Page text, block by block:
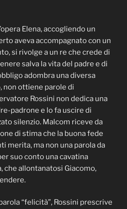
Elena, accogliendo un
aveva accompagnato con un
si rivolge a un re che crede di
salva la vita del padre e di
adombra una diversa
non ottiene parole di
Rossini non dedica una
padrone e lo fa uscire di
silenzio. Malcom riceve da
di stima che la buona fede
merita, ma non una parola da
suo conto una cavatina
che allontanatosi Giacomo,
“felicità”, Rossini prescrive